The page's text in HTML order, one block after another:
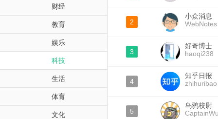
财经
教育
娱乐
科技
生活
体育
文化
2
小众消息
WebNotes
3
好奇博士
haoqi238
4
知乎日报
zhihuribao
5
乌鸦校尉